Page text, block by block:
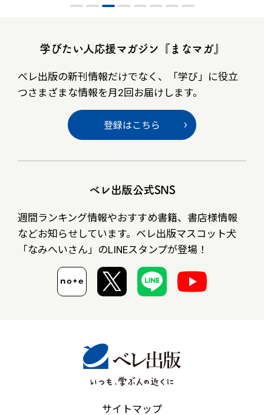
学びたい人応援マガジン『まなマガ』
ベレ出版の新刊情報だけでなく、
「学び」に役立
つさまざまな情報を月2回お届けします。
登録はこちら
ベレ出版公式SNS
週間ランキング情報やおすすめ書籍、書店様情報
などお知らせしています。ベレ出版マスコット犬
「なみへいさん」のLINEスタンプが登場！
サイトマップ